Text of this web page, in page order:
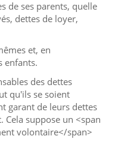
de ses parents, quelle
dettes de loyer,
et, en
enfants.
des dettes
qu'ils se soient
garant de leurs dettes
suppose un <span
volontaire</span>